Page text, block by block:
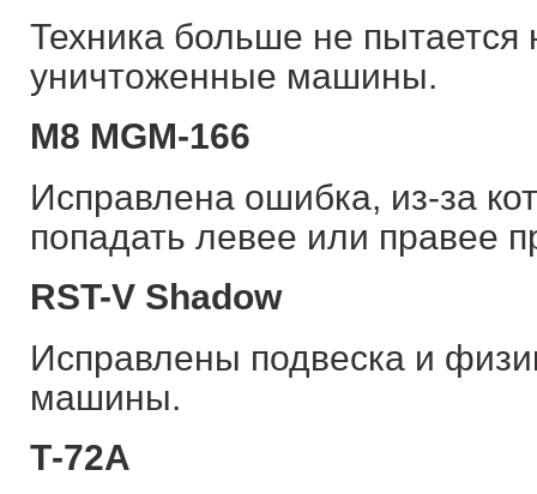
Техника больше не
уничтоженные машины.
M8 MGM-166
Исправлена ошибка, из-за
попадать левее или правее
RST-V Shadow
Исправлены подвеска и
машины.
Т-72А